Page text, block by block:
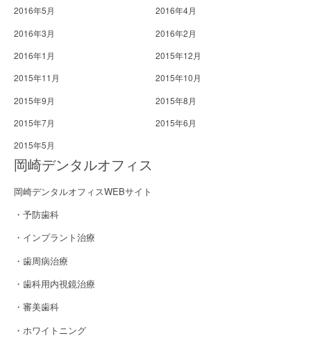
2016年5月
2016年4月
2016年3月
2016年2月
2016年1月
2015年12月
2015年11月
2015年10月
2015年9月
2015年8月
2015年7月
2015年6月
2015年5月
岡崎デンタルオフィス
岡崎デンタルオフィスWEBサイト
・予防歯科
・インプラント治療
・歯周病治療
・歯科用内視鏡治療
・審美歯科
・ホワイトニング